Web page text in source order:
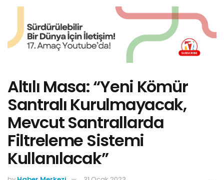
Altılı Masa: “Yeni Kömür
Santralı Kurulmayacak,
Mevcut Santrallarda
Filtreleme Sistemi
Kullanılacak”